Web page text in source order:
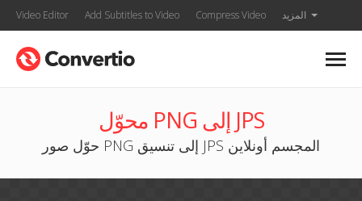
Video Editor Add Subtitles to Video Compress Video المزيد
محوّل PNG إلى JPS
حوّل صور PNG إلى تنسيق JPS المجسم أونلاين